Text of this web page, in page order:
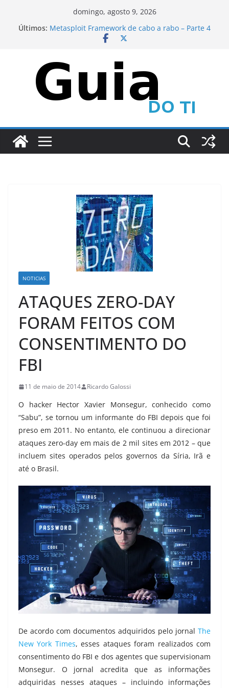
domingo, agosto 9, 2026
Últimos: Metasploit Framework de cabo a rabo – Parte 4
CEH – Scanning Networks – Parte 1
CEH – Scanning Networks – Parte 2
NOTICIAS
ATAQUES ZERO-DAY
FORAM FEITOS COM
CONSENTIMENTO DO
FBI
11 de maio de 2014 Ricardo Galossi
O hacker Hector Xavier Monsegur, conhecido como
“Sabu”, se tornou um informante do FBI depois que foi
preso em 2011. No entanto, ele continuou a direcionar
ataques zero-day em mais de 2 mil sites em 2012 – que
incluem sites operados pelos governos da Síria, Irã e
até o Brasil.
De acordo com documentos adquiridos pelo jornal The
New York Times, esses ataques foram realizados com
consentimento do FBI e dos agentes que supervisionam
Monsegur. O jornal acredita que as informações
adquiridas nesses ataques – incluindo informações